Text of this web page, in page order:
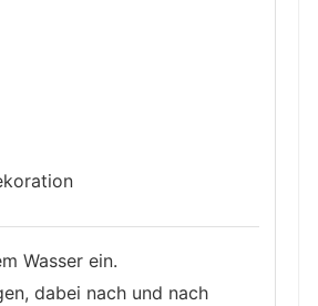
Wasser ein.
dabei nach und nach